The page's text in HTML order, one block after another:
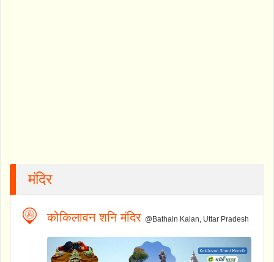
मंदिर
कोकिलावन शनि मंदिर @Bathain Kalan, Uttar Pradesh